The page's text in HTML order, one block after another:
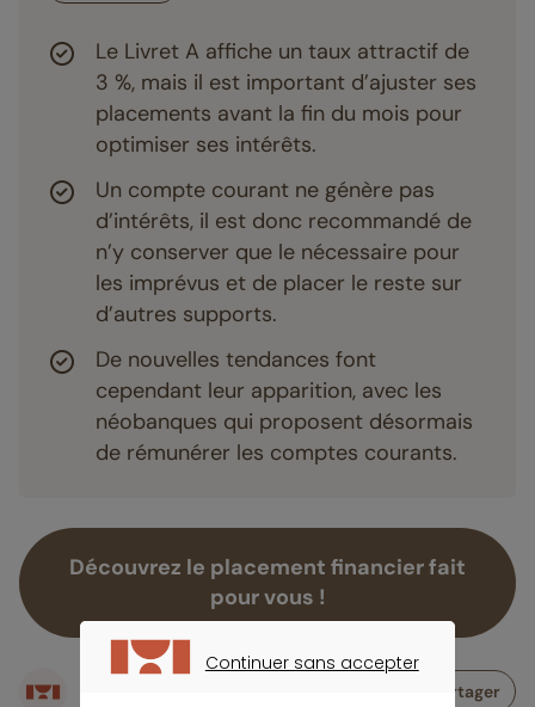
Le Livret A affiche un taux attractif de
3 %, mais il est important d’ajuster ses
placements avant la fin du mois pour
optimiser ses intérêts.
Un compte courant ne génère pas
d’intérêts, il est donc recommandé de
n’y conserver que le nécessaire pour
les imprévus et de placer le reste sur
d’autres supports.
De nouvelles tendances font
cependant leur apparition, avec les
néobanques qui proposent désormais
de rémunérer les comptes courants.
Découvrez le placement financier fait
pour vous !
Écrit par
Partager
Continuer sans accepter